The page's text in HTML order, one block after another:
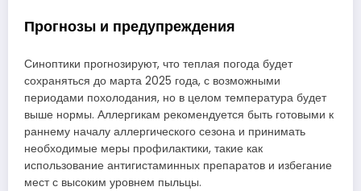
Прогнозы и предупреждения
Синоптики прогнозируют, что теплая погода будет
сохраняться до марта 2025 года, с возможными
периодами похолодания, но в целом температура будет
выше нормы. Аллергикам рекомендуется быть готовыми к
раннему началу аллергического сезона и принимать
необходимые меры профилактики, такие как
использование антигистаминных препаратов и избегание
мест с высоким уровнем пыльцы.